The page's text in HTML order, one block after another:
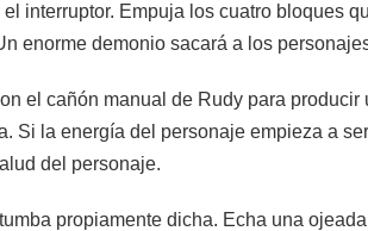
interruptor. Empuja los cuatro bloques
enorme demonio sacará a los
el cañón manual de Rudy para
Si la energía del personaje empieza a
del personaje.
propiamente dicha. Echa una